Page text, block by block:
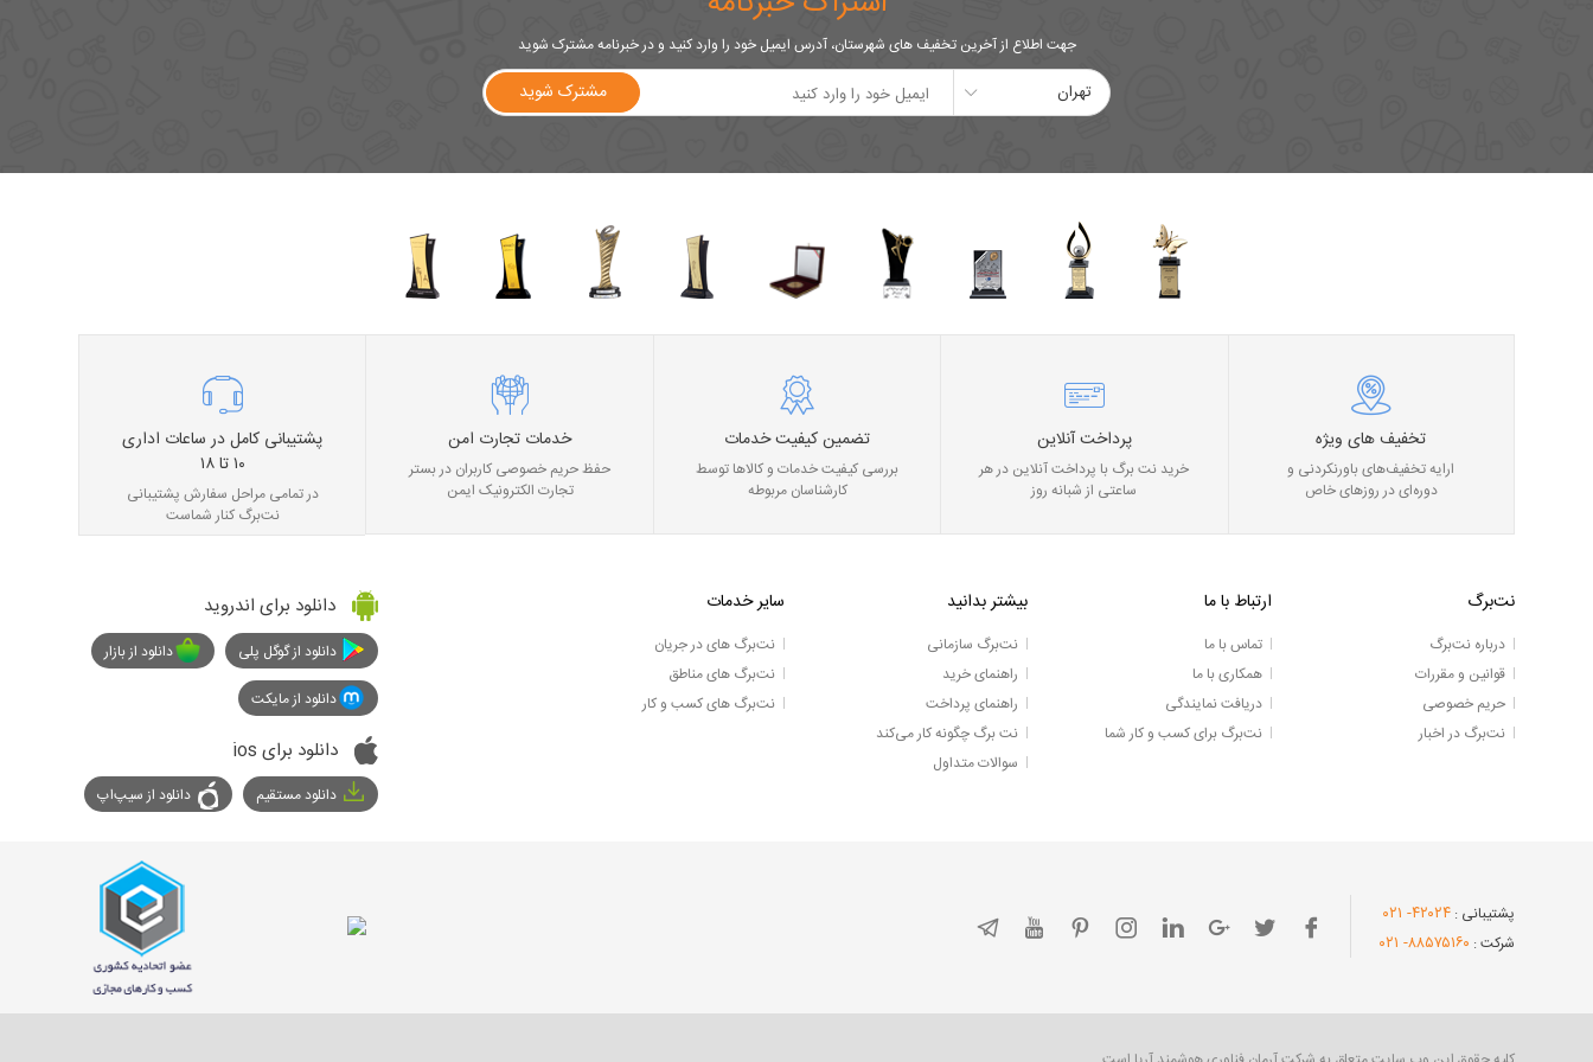
جهت اطلاع از آخرین تخفیف های شهرستان، آدرس ایمیل خود را وارد کنید و در خبرنامه مشترک شوید
تهران مشترک شوید
تخفیف های ویژه
ارایه تخفیف‌های باورنکردنی و
دوره‌ای در روز‌های خاص
پرداخت آنلاین
خرید نت برگ با پرداخت آنلاین در هر
ساعتی از شبانه روز
تضمین کیفیت خدمات
بررسی کیفیت خدمات و کالاها توسط
کارشناسان مربوطه
خدمات تجارت امن
حفظ حریم خصوصی کاربران در بستر
تجارت الکترونیک ایمن
پشتیبانی کامل در ساعات اداری
۱۰ تا ۱۸
در تمامی مراحل سفارش پشتیبانی
نت‌برگ کنار شماست
دانلود برای اندروید
دانلود از گوگل پلی
دانلود از بازار
دانلود از مایکت
دانلود برای ios
دانلود مستقیم دانلود از سیپ‌اپ
نت‌برگ
درباره نت‌برگ
قوانین و مقررات
حریم خصوصی
نت‌برگ در اخبار
ارتباط با ما
تماس با ما
همکاری با ما
دریافت نمایندگی
نت‌برگ برای کسب و کار شما
بیشتر بدانید
نت‌برگ سازمانی
راهنمای خرید
راهنمای پرداخت
نت برگ چگونه کار می‌کند
سوالات متداول
سایر خدمات
نت‌برگ های در جریان
نت‌برگ های مناطق
نت‌برگ های کسب و کار
پشتیبانی : ۴۲۰۲۴- ۰۲۱
شرکت : ۸۸۵۷۵۱۶۰- ۰۲۱